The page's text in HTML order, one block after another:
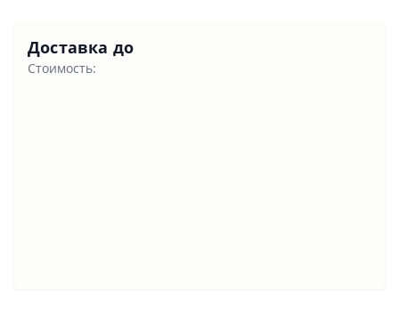
Доставка до
Стоимость: